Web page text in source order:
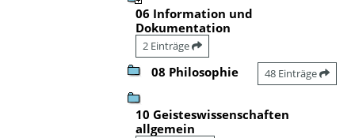
06 Information und
Dokumentation
2 Einträge
08 Philosophie 48 Einträge
10 Geisteswissenschaften
allgemein